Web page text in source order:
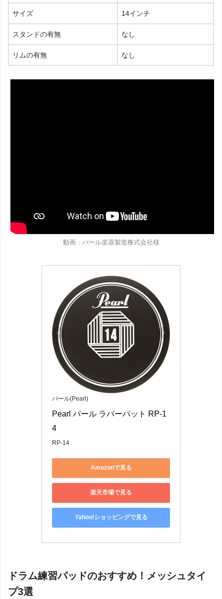
サイズ 14インチ
スタンドの有無 なし
リムの有無 なし
動画：パール楽器製造株式会社様
パール(Pearl)
Pearl パール ラバーパット RP-1
4
RP-14
Amazonで見る
楽天市場で見る
Yahoo!ショッピングで見る
ドラム練習パッドのおすすめ！メッシュタイ
プ3選